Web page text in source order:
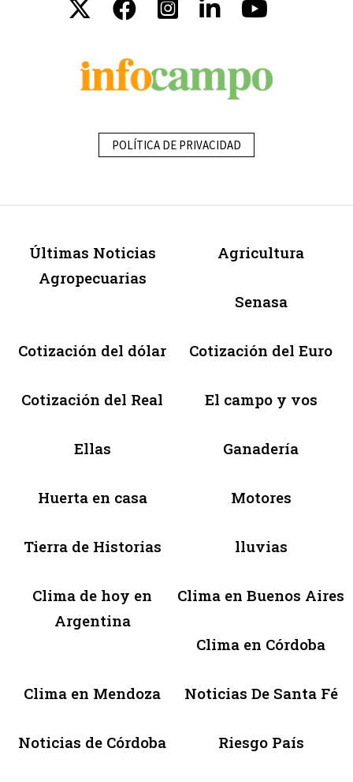
POLÍTICA DE PRIVACIDAD
Últimas Noticias
Agropecuarias
Agricultura
Senasa
Cotización del dólar Cotización del Euro
Cotización del Real El campo y vos
Ellas Ganadería
Huerta en casa Motores
Tierra de Historias lluvias
Clima de hoy en
Argentina
Clima en Buenos Aires
Clima en Córdoba
Clima en Mendoza Noticias De Santa Fé
Noticias de Córdoba Riesgo País